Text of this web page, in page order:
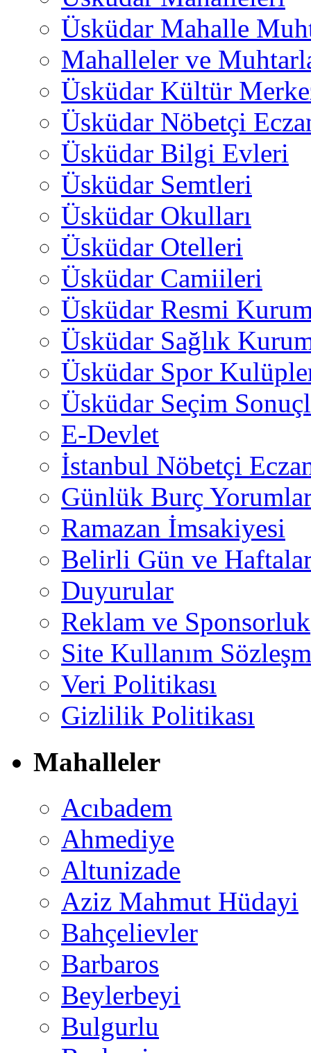
Üsküdar Mahalle
Mahalleler ve
Üsküdar Kültür
Üsküdar Nöbetçi
Üsküdar Bilgi Evleri
Üsküdar Semtleri
Üsküdar Okulları
Üsküdar Otelleri
Üsküdar Camiileri
Üsküdar Resmi
Üsküdar Sağlık
Üsküdar Spor
Üsküdar Seçim
E-Devlet
İstanbul Nöbetçi
Günlük Burç
Ramazan İmsakiyesi
Belirli Gün ve
Duyurular
Reklam ve Sponsorluk
Site Kullanım
Veri Politikası
Gizlilik Politikası
Mahalleler
Acıbadem
Ahmediye
Altunizade
Aziz Mahmut Hüdayi
Bahçelievler
Barbaros
Beylerbeyi
Bulgurlu